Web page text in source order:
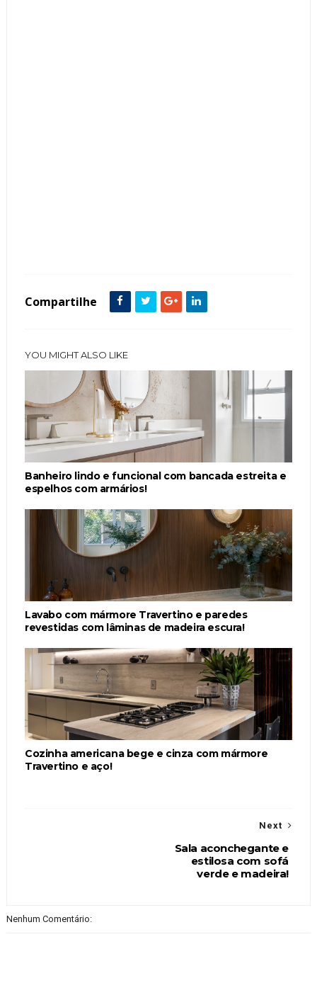
Compartilhe
YOU MIGHT ALSO LIKE
Banheiro lindo e funcional com bancada estreita e
espelhos com armários!
Lavabo com mármore Travertino e paredes
revestidas com lâminas de madeira escura!
Cozinha americana bege e cinza com mármore
Travertino e aço!
Next
Sala aconchegante e
estilosa com sofá
verde e madeira!
Nenhum Comentário: